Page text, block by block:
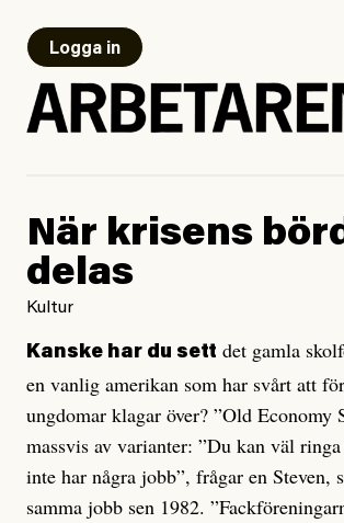
Logga in
När krisens
delas
Kultur
Kanske har du sett det gamla
en vanlig amerikan som har svårt att
ungdomar klagar över? ”Old Economy
massvis av varianter: ”Du kan väl
inte har några jobb”, frågar en Steven,
samma jobb sen 1982.